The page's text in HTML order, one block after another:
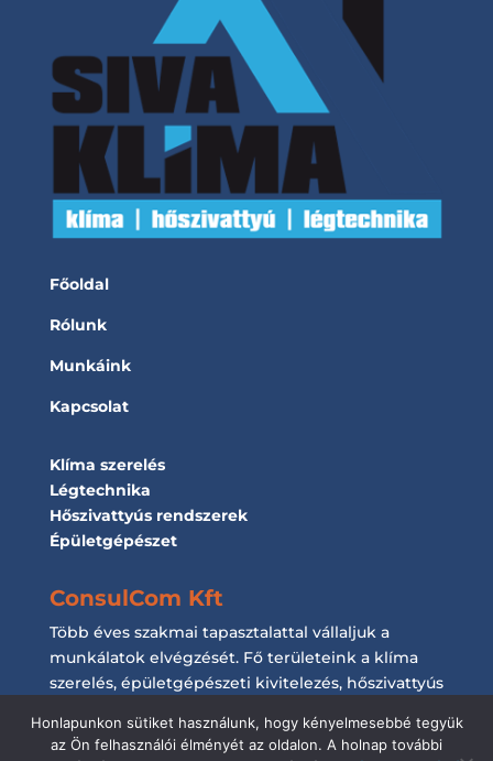
Főoldal
Rólunk
Munkáink
Kapcsolat
Klíma szerelés
Légtechnika
Hőszivattyús rendszerek
Épületgépészet
ConsulCom Kft
Több éves szakmai tapasztalattal vállaljuk a
munkálatok elvégzését. Fő területeink a klíma
szerelés, épületgépészeti kivitelezés, hőszivattyús
munkálatok elvégzése.
Honlapunkon sütiket használunk, hogy kényelmesebbé tegyük
az Ön felhasználói élményét az oldalon. A holnap további